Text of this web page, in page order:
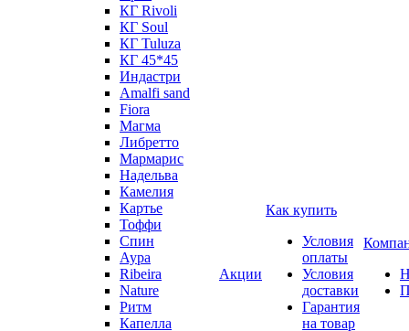
КГ Rivoli
КГ Soul
КГ Tuluza
КГ 45*45
Индастри
Amalfi sand
Fiora
Магма
Либретто
Мармарис
Надельва
Камелия
Картье
Тоффи
Спин
Аура
Ribeira
Nature
Ритм
Капелла
Акции
Как купить
Условия
оплаты
Условия
доставки
Гарантия
на товар